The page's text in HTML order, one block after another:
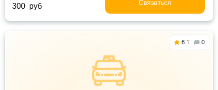
300 руб Связаться
6.1 0